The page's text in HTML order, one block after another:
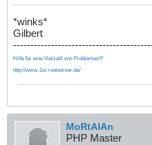
*winks*
Gilbert
Hilfe für eine Vielzahl von Problemen!!!
http://www.1st-rootserver.de/
MoRtAlAn
PHP Master